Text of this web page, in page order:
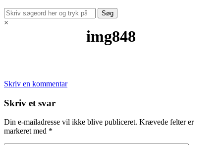
×
img848
Skriv en kommentar
Skriv et svar
Din e-mailadresse vil ikke blive publiceret. Krævede felter er
markeret med *